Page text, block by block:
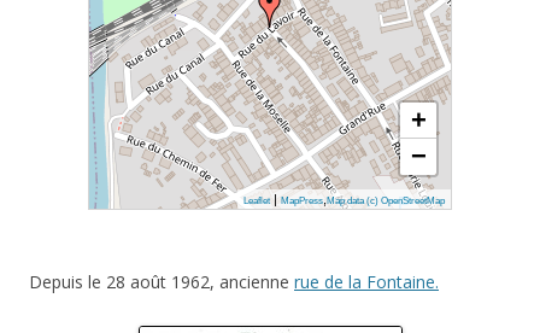
+
−
Leaflet | MapPress Map data (c) OpenStreetMap
Depuis le 28 août 1962, ancienne rue de la Fontaine.